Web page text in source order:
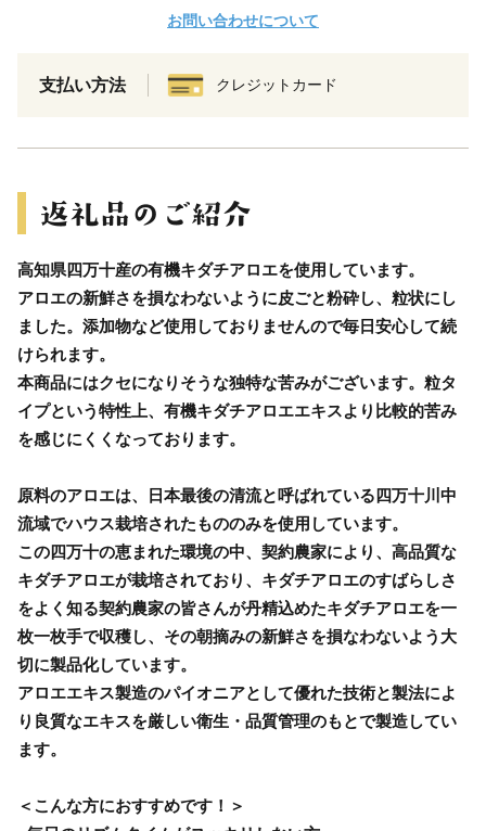
お問い合わせについて
支払い方法 クレジットカード
高知県四万十産の有機キダチアロエを使用しています。
アロエの新鮮さを損なわないように皮ごと粉砕し、粒状にし
ました。添加物など使用しておりませんので毎日安心して続
けられます。
本商品にはクセになりそうな独特な苦みがございます。粒タ
イプという特性上、有機キダチアロエエキスより比較的苦み
を感じにくくなっております。
原料のアロエは、日本最後の清流と呼ばれている四万十川中
流域でハウス栽培されたもののみを使用しています。
この四万十の恵まれた環境の中、契約農家により、高品質な
キダチアロエが栽培されており、キダチアロエのすばらしさ
をよく知る契約農家の皆さんが丹精込めたキダチアロエを一
枚一枚手で収穫し、その朝摘みの新鮮さを損なわないよう大
切に製品化しています。
アロエエキス製造のパイオニアとして優れた技術と製法によ
り良質なエキスを厳しい衛生・品質管理のもとで製造してい
ます。
＜こんな方におすすめです！＞